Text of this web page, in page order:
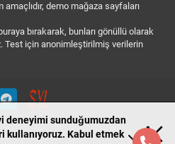
demo mağaza sayfaları
bırakarak, bunları gönüllü olarak
Test için anonimleştirilmiş verilerin
deneyimi sunduğumuzdan
kullanıyoruz. Kabul etmek